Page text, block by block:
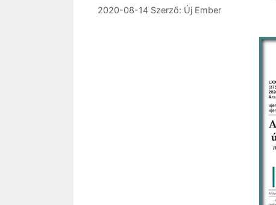
2020-08-14 Szerző: Új Ember